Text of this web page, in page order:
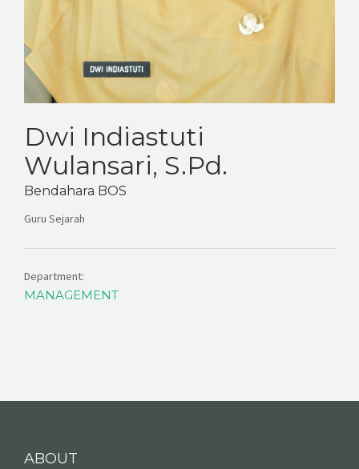
Dwi Indiastuti
Wulansari, S.Pd.
Bendahara BOS
Guru Sejarah
Department:
MANAGEMENT
ABOUT